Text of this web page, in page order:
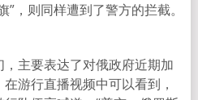
，则同样遭到了警方的拦截。
主要表达了对俄政府近期加
游行直播视频中可以看到，